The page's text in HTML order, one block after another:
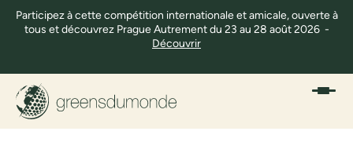
Participez à cette compétition internationale et amicale, ouverte à
tous et découvrez Prague Autrement du 23 au 28 août 2026 -
Découvrir